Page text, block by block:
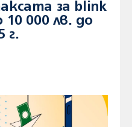
за blink
10 000 лв. до
г.